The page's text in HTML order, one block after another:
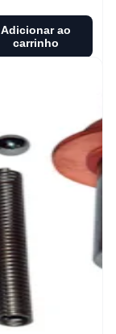
Adicionar ao
carrinho